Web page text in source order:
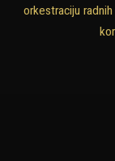
orkestraciju